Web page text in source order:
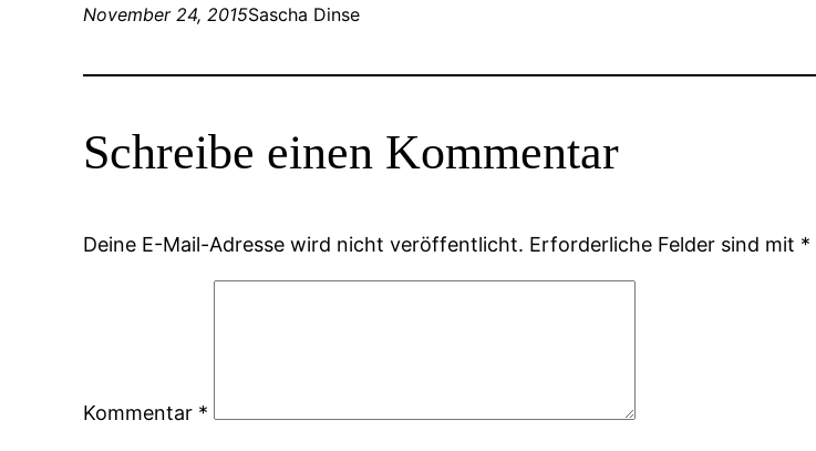
November 24, 2015Sascha Dinse
Schreibe einen Kommentar
Deine E-Mail-Adresse wird nicht veröffentlicht. Erforderliche Felder sind mit *
Kommentar *